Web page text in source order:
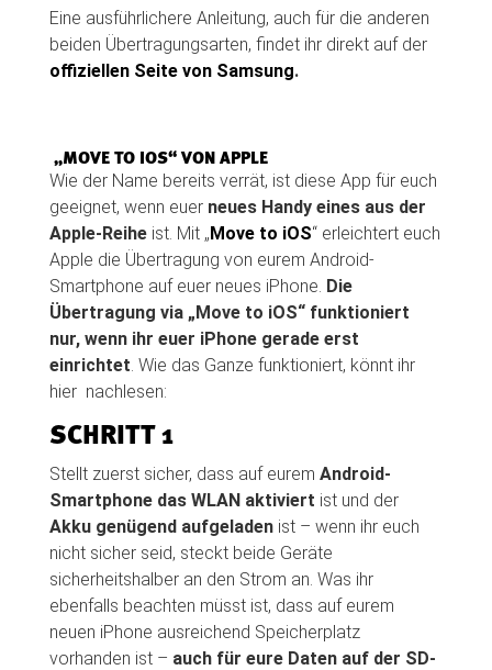
Eine ausführlichere Anleitung, auch für die anderen
beiden Übertragungsarten, findet ihr direkt auf der
offiziellen Seite von Samsung.
„MOVE TO IOS“ VON APPLE
Wie der Name bereits verrät, ist diese App für euch
geeignet, wenn euer neues Handy eines aus der
Apple-Reiheist. Mit „Move to iOS“ erleichtert euch
Apple die Übertragung von eurem Android-
Smartphone auf euer neues iPhone. Die
Übertragung via „Move to iOS“ funktioniert
nur, wenn ihr euer iPhone gerade erst
einrichtet. Wie das Ganze funktioniert, könnt ihr
hier nachlesen:
SCHRITT 1
Stellt zuerst sicher, dass auf eurem Android-
Smartphone das WLAN aktiviert ist und der
Akku genügend aufgeladenist – wenn ihr euch
nicht sicher seid, steckt beide Geräte
sicherheitshalber an den Strom an. Was ihr
ebenfalls beachten müsst ist, dass auf eurem
neuen iPhone ausreichend Speicherplatz
vorhanden ist – auch für eure Daten auf der SD-